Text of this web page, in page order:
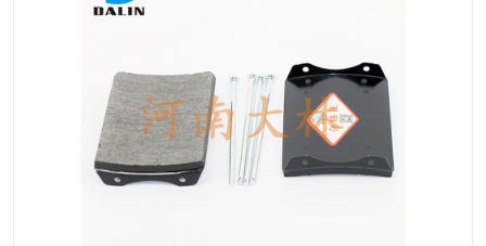
PO隔膜离合器
泥浆泵空气包胶囊 气动元件
DY隔膜式离合器 CB离合器
KB离合器 实芯轮胎